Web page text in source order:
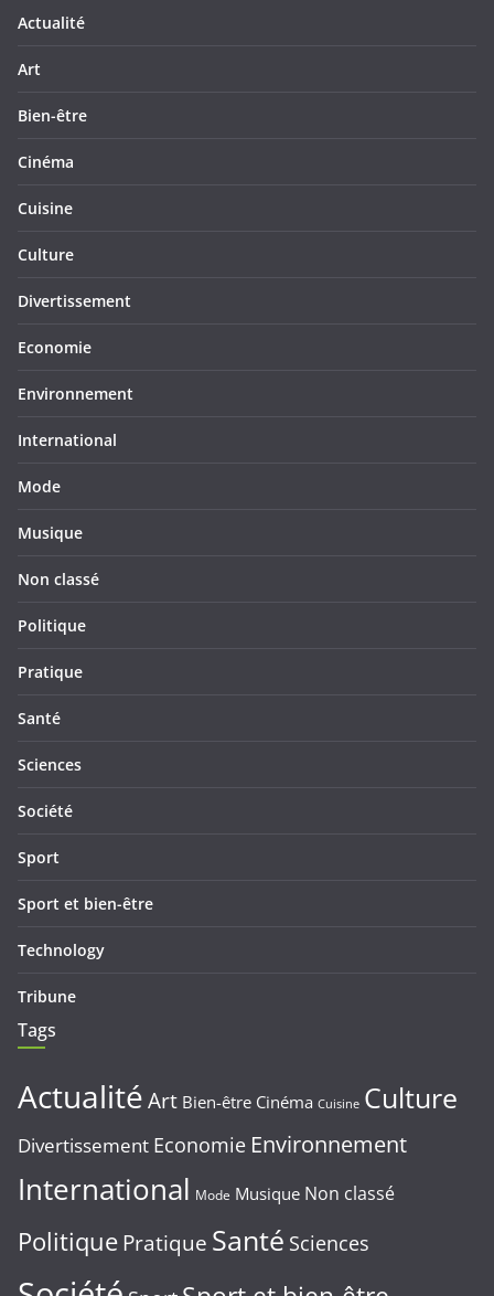
Actualité
Art
Bien-être
Cinéma
Cuisine
Culture
Divertissement
Economie
Environnement
International
Mode
Musique
Non classé
Politique
Pratique
Santé
Sciences
Société
Sport
Sport et bien-être
Technology
Tribune
Tags
ActualitéArt Bien-être Cinéma Cuisine Culture
Divertissement Economie Environnement
International Mode Musique Non classé
Politique Pratique Santé Sciences